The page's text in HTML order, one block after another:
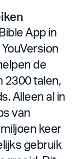
App in
de
2300 talen,
Alleen al in
van
keer
gebruik